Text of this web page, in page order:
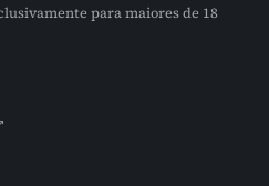
para maiores de 18